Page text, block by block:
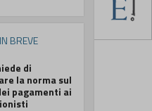
BREVE
di
la norma sul
pagamenti ai